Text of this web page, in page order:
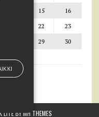
15
16
22
23
29
30
LITE BYMH THEMES